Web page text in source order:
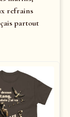
refrains
partout